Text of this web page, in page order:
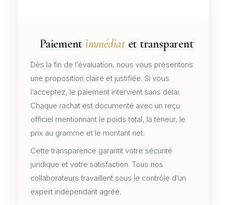
Paiement immédiatet transparent
Dès la fin de l’évaluation, nous vous présentons
une proposition claire et justifiée. Si vous
l’acceptez, le paiement intervient sans délai.
Chaque rachat est documenté avec un reçu
officiel mentionnant le poids total, la teneur, le
prix au gramme et le montant net.
Cette transparence garantit votre sécurité
juridique et votre satisfaction. Tous nos
collaborateurs travaillent sous le contrôle d’un
expert indépendant agréé.